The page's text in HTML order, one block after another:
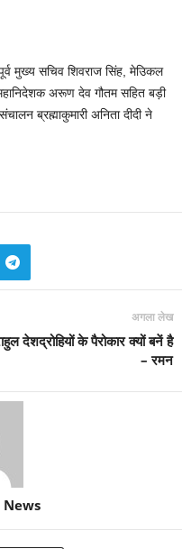
मुख्य सचिव शिवराज सिंह, मेउिकल
अरूण देव गौतम सहित बड़ी
ब्रह्माकुमारी अनिता दीदी ने
अगला लेख
देशद्रोहियों के पैरोकार क्यों बनें है
– रमन